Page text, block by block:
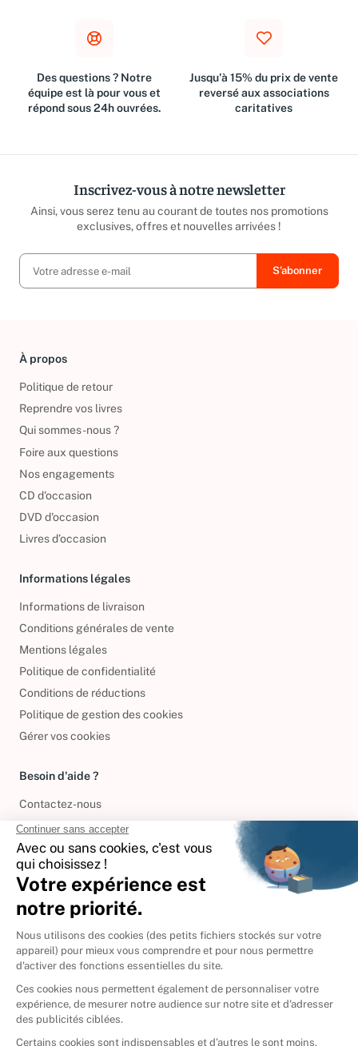
Des questions ? Notre
équipe est là pour vous et
répond sous 24h ouvrées.
Jusqu'à 15% du prix de vente
reversé aux associations
caritatives
Inscrivez-vous à notre newsletter
Ainsi, vous serez tenu au courant de toutes nos promotions
exclusives, offres et nouvelles arrivées !
À propos
Politique de retour
Reprendre vos livres
Qui sommes-nous ?
Foire aux questions
Nos engagements
CD d'occasion
DVD d'occasion
Livres d’occasion
Informations légales
Informations de livraison
Conditions générales de vente
Mentions légales
Politique de confidentialité
Conditions de réductions
Politique de gestion des cookies
Gérer vos cookies
Besoin d'aide ?
Contactez-nous
International
🇪🇸Espagne
🇮🇹Italie
Donner vos livres